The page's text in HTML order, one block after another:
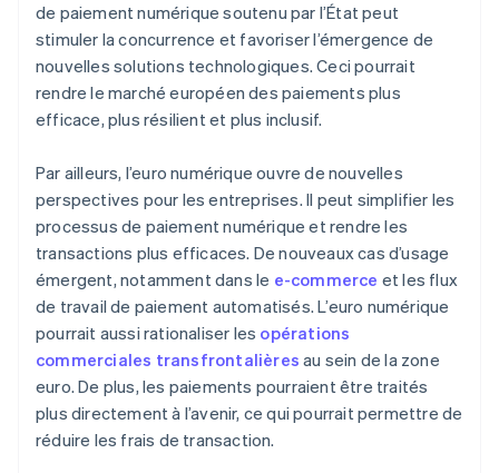
de paiement numérique soutenu par l’État peut
stimuler la concurrence et favoriser l’émergence de
nouvelles solutions technologiques. Ceci pourrait
rendre le marché européen des paiements plus
efficace, plus résilient et plus inclusif.
Par ailleurs, l’euro numérique ouvre de nouvelles
perspectives pour les entreprises. Il peut simplifier les
processus de paiement numérique et rendre les
transactions plus efficaces. De nouveaux cas d’usage
émergent, notamment dans le e-commerce et les flux
de travail de paiement automatisés. L’euro numérique
pourrait aussi rationaliser les opérations
commerciales transfrontalières au sein de la zone
euro. De plus, les paiements pourraient être traités
plus directement à l’avenir, ce qui pourrait permettre de
réduire les frais de transaction.